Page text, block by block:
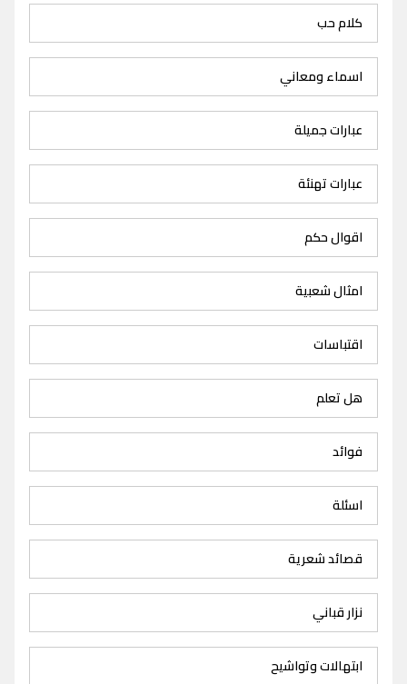
كلام حب
اسماء ومعاني
عبارات جميلة
عبارات تهنئة
اقوال حكم
امثال شعبية
اقتباسات
هل تعلم
فوائد
اسئلة
قصائد شعرية
نزار قباني
ابتهالات وتواشيح